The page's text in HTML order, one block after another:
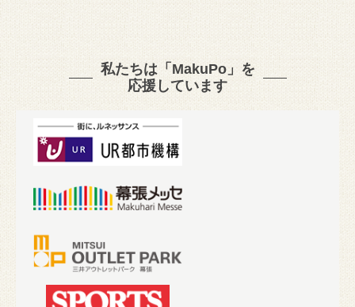
私たちは「MakuPo」を
応援しています